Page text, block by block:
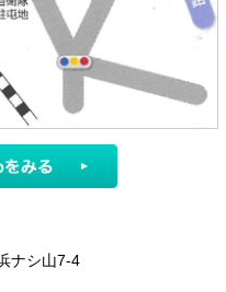
ナシ山7-4